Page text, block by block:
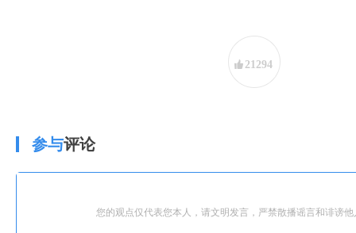
21294
参与评论
您的观点仅代表您本人，请文明发言，严禁散播谣言和诽谤他